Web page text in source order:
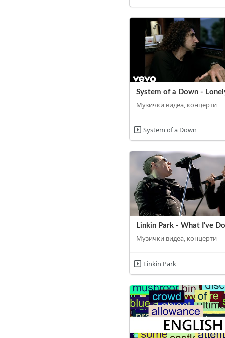
System of a Down -
Музички видеа, концерти
System of a Down
Linkin Park - What I've
Музички видеа, концерти
Linkin Park